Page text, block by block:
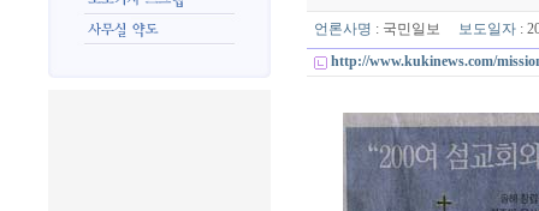
언론사명 : 국민일보 보도일자 :
http://www.kukinews.com/